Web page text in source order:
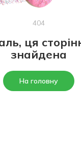
404
ця
знайдена
На головну